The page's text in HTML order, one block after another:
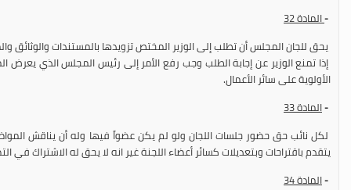
-المادة
يحق للجان المجلس أن تطلب إلى الوزير المختص تزويدها بالمستندات والوثائق
إذا تمنع الوزير عن إجابة الطلب وجب رفع الأمر إلى رئيس المجلس الذي
الأولوية على سائر الأعمال.
-المادة
لكل نائب حق حضور جلسات اللجان ولو لم يكن عضواً فيها وله أن يناقش
يتقدم باقتراحات وبتعديلات كسائر أعضاء اللجنة غير انه لا يحق له الاشتراك في
-المادة